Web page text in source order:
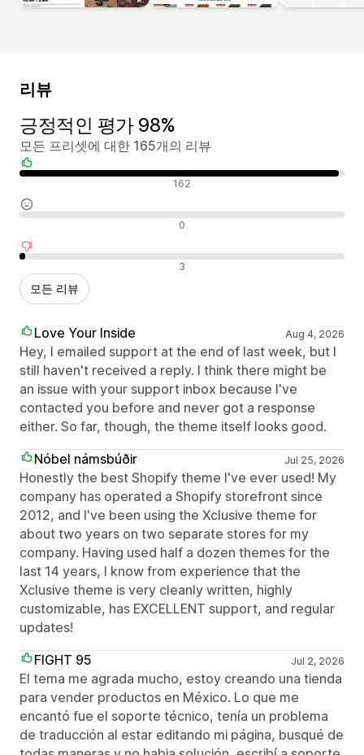
리뷰
긍정적인 평가 98%
모든 프리셋에 대한 165개의 리뷰
긍정적인 리뷰 162
중립적인 리뷰 0
부정적인 리뷰 3
모든 리뷰
Love Your Inside Aug 4, 2026
Hey, I emailed support at the end of last week, but I
still haven't received a reply. I think there might be
an issue with your support inbox because I've
contacted you before and never got a response
either. So far, though, the theme itself looks good.
Nóbel námsbúðir
Jul 25, 2026
Honestly the best Shopify theme I've ever used! My
company has operated a Shopify storefront since
2012, and I've been using the Xclusive theme for
about two years on two separate stores for my
company. Having used half a dozen themes for the
last 14 years, I know from experience that the
Xclusive theme is very cleanly written, highly
customizable, has EXCELLENT support, and regular
updates!
FIGHT 95
Jul 2, 2026
El tema me agrada mucho, estoy creando una tienda
para vender productos en México. Lo que me
encantó fue el soporte técnico, tenía un problema
de traducción al estar editando mi página, busqué de